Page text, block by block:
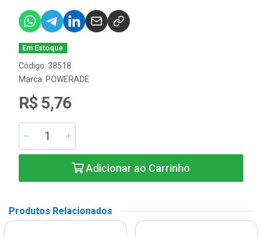
Em Estoque
Código: 38518
Marca: POWERADE
R$ 5,76
Adicionar ao Carrinho
Produtos Relacionados